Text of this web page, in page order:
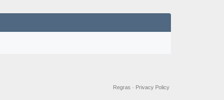
Privacy Policy
Regras ·